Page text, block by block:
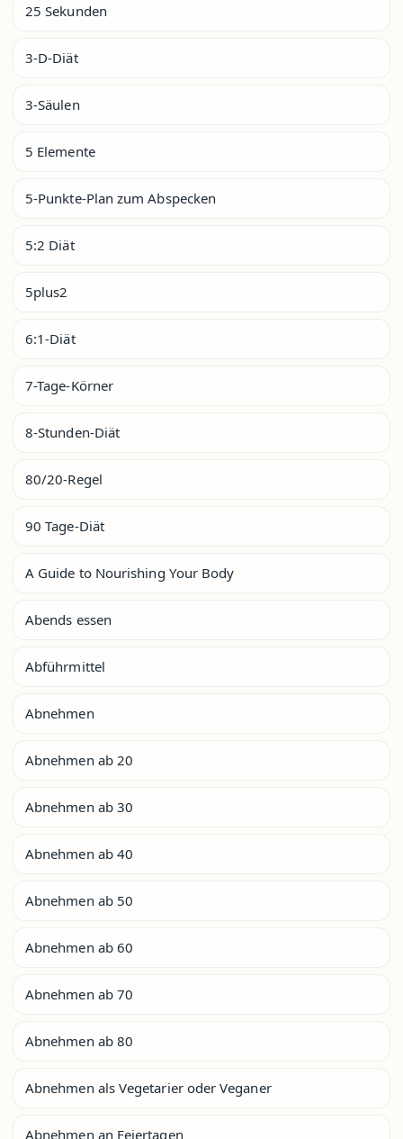
25 Sekunden
3-D-Diät
3-Säulen
5 Elemente
5-Punkte-Plan zum Abspecken
5:2 Diät
5plus2
6:1-Diät
7-Tage-Körner
8-Stunden-Diät
80/20-Regel
90 Tage-Diät
A Guide to Nourishing Your Body
Abends essen
Abführmittel
Abnehmen
Abnehmen ab 20
Abnehmen ab 30
Abnehmen ab 40
Abnehmen ab 50
Abnehmen ab 60
Abnehmen ab 70
Abnehmen ab 80
Abnehmen als Vegetarier oder Veganer
Abnehmen an Feiertagen